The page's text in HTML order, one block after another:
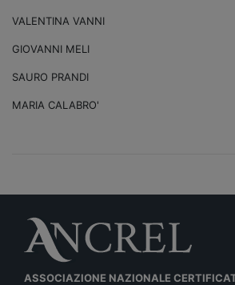
VALENTINA VANNI
GIOVANNI MELI
SAURO PRANDI
MARIA CALABRO'
ASSOCIAZIONE NAZIONALE